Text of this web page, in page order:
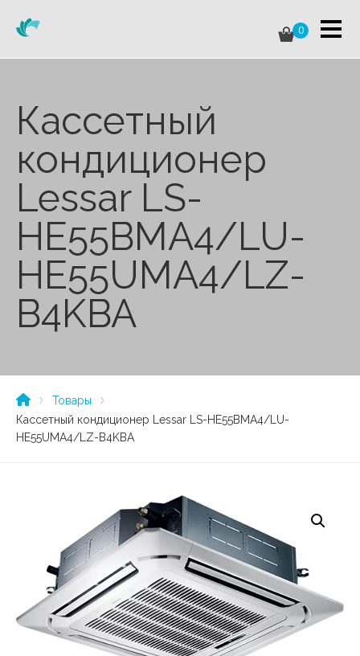
0
Кассетный
кондиционер
Lessar LS-
HE55BMA4/LU-
HE55UMA4/LZ-
B4KBA
Товары
Кассетный кондиционер Lessar LS-HE55BMA4/LU-
HE55UMA4/LZ-B4KBA